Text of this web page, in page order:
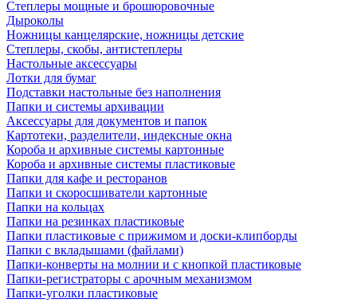
Степлеры мощные и брошюровочные
Дыроколы
Ножницы канцелярские, ножницы детские
Степлеры, скобы, антистеплеры
Настольные аксессуары
Лотки для бумаг
Подставки настольные без наполнения
Папки и системы архивации
Аксессуары для документов и папок
Картотеки, разделители, индексные окна
Короба и архивные системы картонные
Короба и архивные системы пластиковые
Папки для кафе и ресторанов
Папки и скоросшиватели картонные
Папки на кольцах
Папки на резинках пластиковые
Папки пластиковые с прижимом и доски-клипборды
Папки с вкладышами (файлами)
Папки-конверты на молнии и с кнопкой пластиковые
Папки-регистраторы с арочным механизмом
Папки-уголки пластиковые